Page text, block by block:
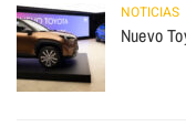
NOTICIAS
Nuevo